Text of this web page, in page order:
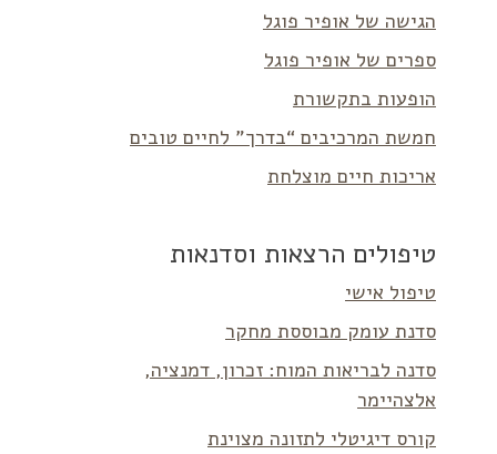
הגישה של אופיר פוגל
ספרים של אופיר פוגל
הופעות בתקשורת
חמשת המרכיבים “בדרך” לחיים טובים
אריכות חיים מוצלחת
טיפולים הרצאות וסדנאות
טיפול אישי
סדנת עומק מבוססת מחקר
סדנה לבריאות המוח: זכרון, דמנציה,
אלצהיימר
קורס דיגיטלי לתזונה מצוינת